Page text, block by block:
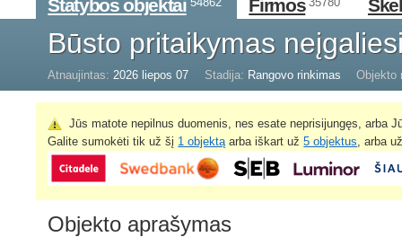
Statybos objektai Firmos
Būsto pritaikymas
Atnaujintas: 2026 liepos 07 Stadija: Rangovo rinkimas Objekto
Jūs matote nepilnus duomenis, nes esate neprisijungęs, arba
Galite sumokėti tik už šį 1 objektą arba iškart už5 objektus , arba
Objekto aprašymas